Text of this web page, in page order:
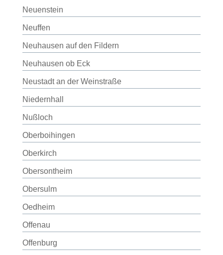
Neuenstein
Neuffen
Neuhausen auf den Fildern
Neuhausen ob Eck
Neustadt an der Weinstraße
Niedernhall
Nußloch
Oberboihingen
Oberkirch
Obersontheim
Obersulm
Oedheim
Offenau
Offenburg